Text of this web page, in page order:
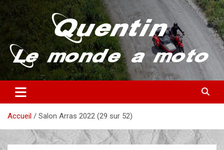
Aller
au
contenu
Quentin – Le monde à moto
Partez à la découverte du monde en vieille bécane
Accueil Salon Arras 2022 (29 sur 52)